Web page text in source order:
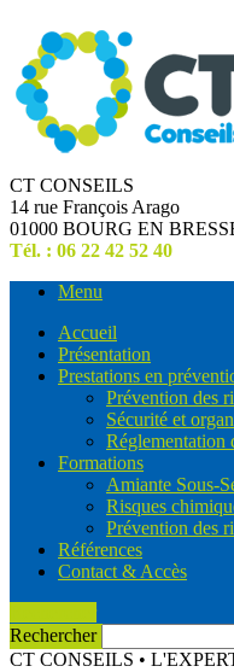
CT CONSEILS
14 rue François Arago
01000 BOURG EN
Tél. : 06 22 42 52 40
Menu
Accueil
Présentation
Prestations en
Prévention des
Sécurité et
Réglementation
Formations
Amiante Sous-
Risques
Prévention des
Références
Contact & Accès
Rechercher
CT CONSEILS •